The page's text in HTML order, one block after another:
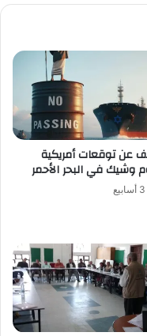
عن توقعات أمريكية
وشيك في البحر الأحمر